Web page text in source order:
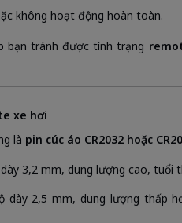
không hoạt động hoàn toàn.
bạn tránh được tình trạng
xe hơi
là pin cúc áo CR2032 hoặc
3,2 mm, dung lượng cao, tuổi
2,5 mm, dung lượng thấp